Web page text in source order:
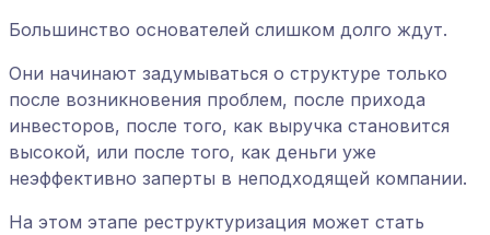
Большинство основателей слишком долго ждут.
Они начинают задумываться о структуре только
после возникновения проблем, после прихода
инвесторов, после того, как выручка становится
высокой, или после того, как деньги уже
неэффективно заперты в неподходящей компании.
На этом этапе реструктуризация может стать